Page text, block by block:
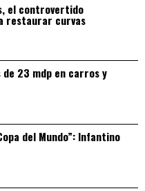
el controvertido
restaurar curvas
de 23 mdp en carros y
del Mundo”: Infantino